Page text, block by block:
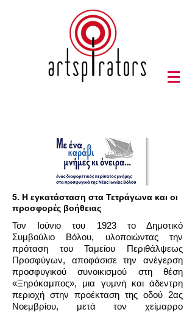
5. Η εγκατάσταση στα Τετράγωνα και οι
προσφορές βοήθειας
Τον Ιούνιο του 1923 το Δημοτικό
Συμβούλιο Βόλου, υλοποιώντας την
πρόταση του Ταμείου Περιθάλψεως
Προσφύγων, αποφάσισε την ανέγερση
προσφυγικού συνοικισμού στη θέση
«Ξηρόκαμπος», μια γυμνή και άδεντρη
περιοχή στην προέκταση της οδού 2ας
Νοεμβρίου, μετά τον χείμαρρο